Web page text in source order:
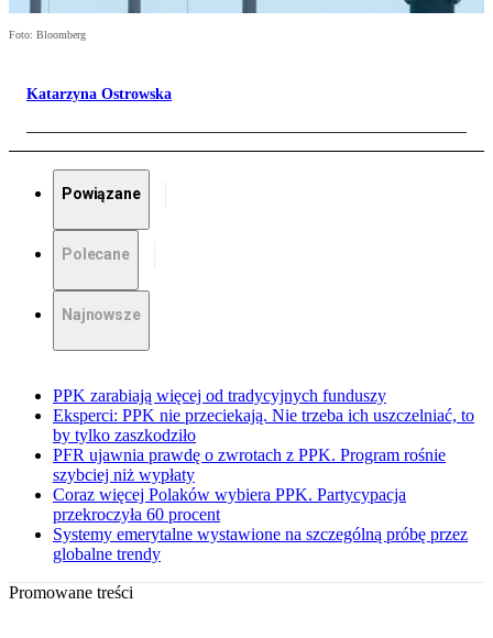
Foto: Bloomberg
Katarzyna Ostrowska
Powiązane
Polecane
Najnowsze
PPK zarabiają więcej od tradycyjnych funduszy
Eksperci: PPK nie przeciekają. Nie trzeba ich uszczelniać, to
by tylko zaszkodziło
PFR ujawnia prawdę o zwrotach z PPK. Program rośnie
szybciej niż wypłaty
Coraz więcej Polaków wybiera PPK. Partycypacja
przekroczyła 60 procent
Systemy emerytalne wystawione na szczególną próbę przez
globalne trendy
Promowane treści